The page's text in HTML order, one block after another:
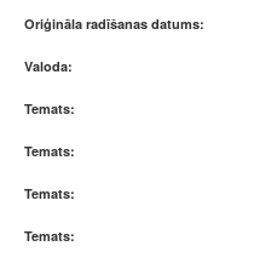
Oriģināla radīšanas datums:
Valoda:
Temats:
Temats:
Temats:
Temats: